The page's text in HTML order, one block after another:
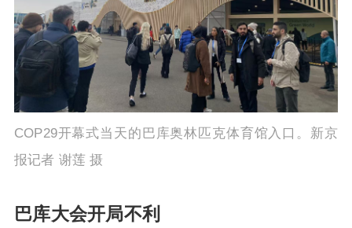
COP29开幕式当天的巴库奥林匹克体育馆入口。新京
报记者 谢莲 摄
巴库大会开局不利